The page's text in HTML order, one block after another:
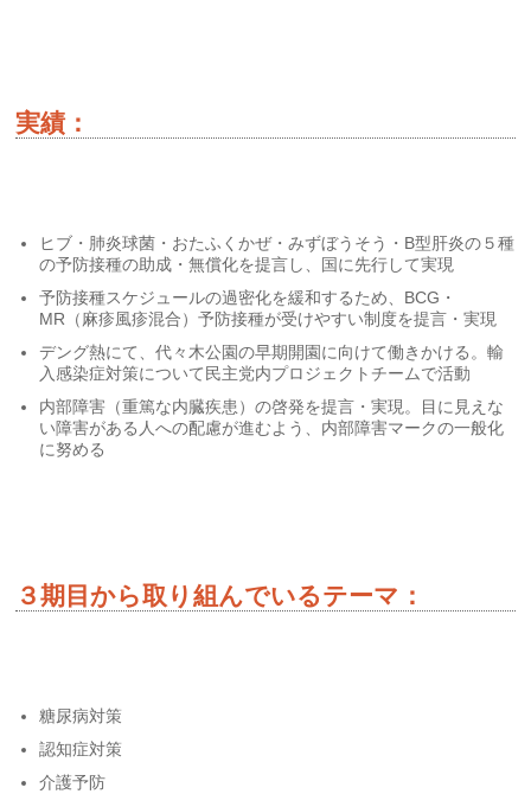
実績：
ヒブ・肺炎球菌・おたふくかぜ・みずぼうそう・B型肝炎の５種
の予防接種の助成・無償化を提言し、国に先行して実現
予防接種スケジュールの過密化を緩和するため、BCG・
MR（麻疹風疹混合）予防接種が受けやすい制度を提言・実現
デング熱にて、代々木公園の早期開園に向けて働きかける。輸
入感染症対策について民主党内プロジェクトチームで活動
内部障害（重篤な内臓疾患）の啓発を提言・実現。目に見えな
い障害がある人への配慮が進むよう、内部障害マークの一般化
に努める
３期目から取り組んでいるテーマ：
糖尿病対策
認知症対策
介護予防